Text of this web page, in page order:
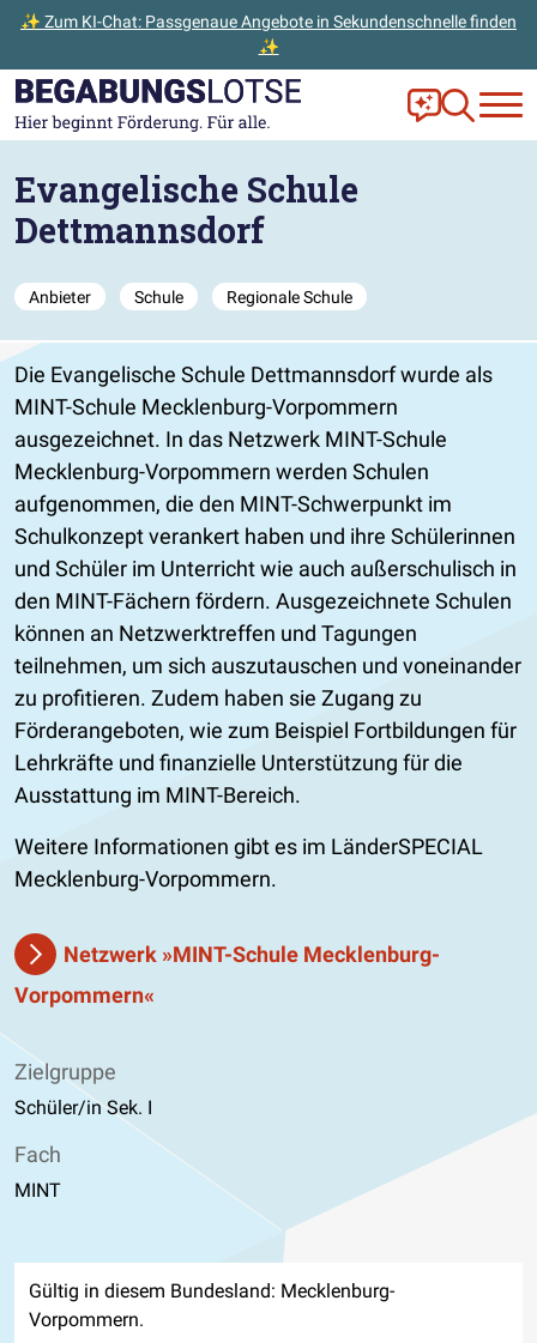
✨ Zum KI-Chat: Passgenaue Angebote in Sekundenschnelle finden
✨
Zum Hauptinhalt der Seite springen
Zur Startseite gehen Frag Ella!
Zur
Evangelische Schule
Dettmannsdorf
Anbieter Schule Regionale Schule
Die Evangelische Schule Dettmannsdorf wurde als
MINT-Schule Mecklenburg-Vorpommern
ausgezeichnet. In das Netzwerk MINT-Schule
Mecklenburg-Vorpommern werden Schulen
aufgenommen, die den MINT-Schwerpunkt im
Schulkonzept verankert haben und ihre Schülerinnen
und Schüler im Unterricht wie auch außerschulisch in
den MINT-Fächern fördern. Ausgezeichnete Schulen
können an Netzwerktreffen und Tagungen
teilnehmen, um sich auszutauschen und voneinander
zu profitieren. Zudem haben sie Zugang zu
Förderangeboten, wie zum Beispiel Fortbildungen für
Lehrkräfte und finanzielle Unterstützung für die
Ausstattung im MINT-Bereich.
Weitere Informationen gibt es im LänderSPECIAL
Mecklenburg-Vorpommern.
Netzwerk »MINT-Schule Mecklenburg-
Vorpommern«
Zielgruppe
Schüler/in Sek. I
Fach
MINT
Gültig in diesem Bundesland: Mecklenburg-
Vorpommern.